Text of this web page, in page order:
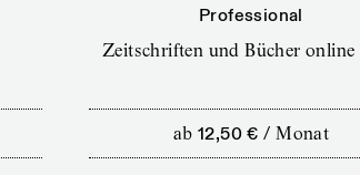
Professional
Zeitschriften und Bücher online
ab 12,50 € /Monat